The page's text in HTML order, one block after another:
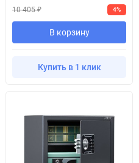
10 405₽ 4%
В корзину
Купить в 1 клик